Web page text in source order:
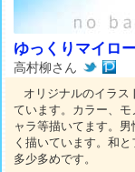
ゆっくりマイロ
高村柳さん
オリジナルのイラス
ています。カラー、モ
ャラ等描いてます。
く描いています。和
多少多めです。